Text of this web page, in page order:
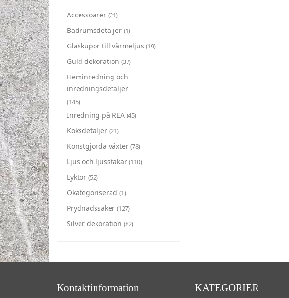
Accessoarer (21)
Badrumsdetaljer (1)
Glaskupor till värmeljus (19)
Guld dekoration (37)
Heminredning och
inredningsdetaljer
(145)
Inredning på REA (45)
Köksdetaljer (21)
Konstgjorda växter (78)
Ljus och ljusstakar (110)
Lyktor (52)
Okategoriserad (1)
Prydnadssaker (127)
Silver dekoration (82)
Kontaktinformation KATEGORIER